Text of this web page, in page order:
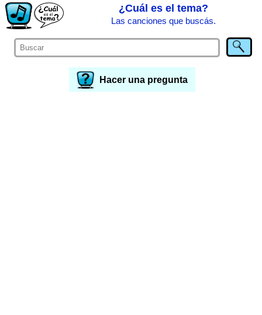
¿Cuál es el tema?
Las canciones que buscás.
Hacer una pregunta